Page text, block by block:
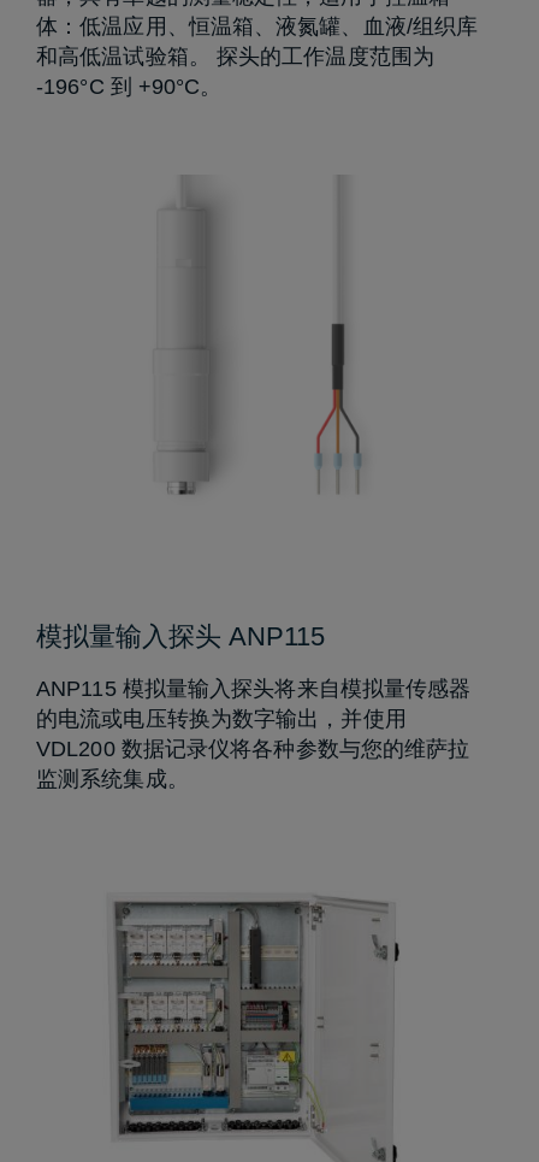
体：低温应用、恒温箱、液氮罐、血液/组织库
和高低温试验箱。 探头的工作温度范围为
-196°C 到 +90°C。
模拟量输入探头 ANP115
ANP115 模拟量输入探头将来自模拟量传感器
的电流或电压转换为数字输出，并使用
VDL200 数据记录仪将各种参数与您的维萨拉
监测系统集成。